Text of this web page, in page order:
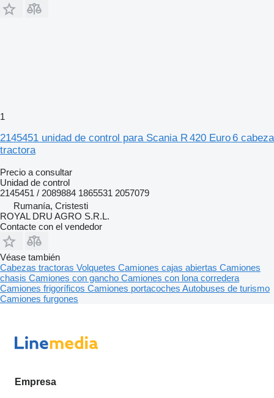
1
2145451 unidad de control para Scania R 420 Euro 6 cabeza
tractora
Precio a consultar
Unidad de control
2145451 / 2089884 1865531 2057079
Rumanía, Cristesti
ROYAL DRU AGRO S.R.L.
Contacte con el vendedor
Véase también
Cabezas tractoras Volquetes Camiones cajas abiertas Camiones
chasis Camiones con gancho Camiones con lona corredera
Camiones frigoríficos Camiones portacoches Autobuses de turismo
Camiones furgones
Empresa